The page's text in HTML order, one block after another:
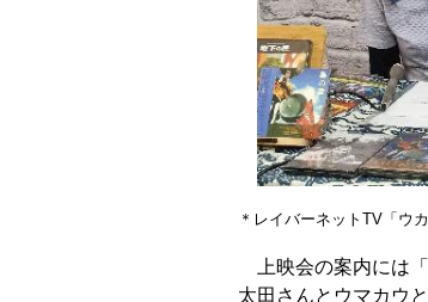
＊レイバーネットTV「ウ
上映会の案内には
太田さんとウマカウ